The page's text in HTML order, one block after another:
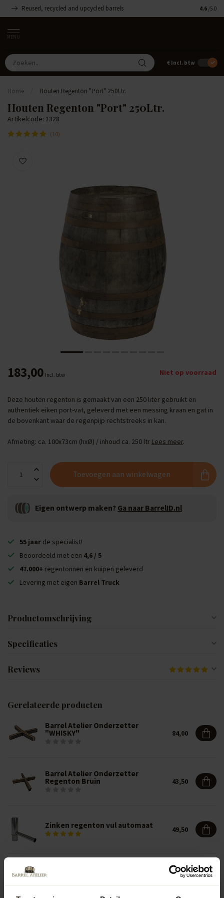
Reused, recycled and upcycled barrels 4.6 /5.0
MENU
€ Incl. btw
Home Houten Regenton "Port" 250Ltr.
Houten Regenton "Port" 250Ltr.
Artikelcode: 1328
(10)
183,00 Incl. btw Niet op voorraad
Deze houten regenton is gemaakt van een 250 liter gebruikt en
authentiek eiken port-vat, geleverd met een messing kraan en gat in
de bovenkant waar de regenpijp rechtstreeks in kan.
Afmeting: ca. 100x73cm (hxØ) / inhoud ca. 250 ltr Lees meer.
Toevoegen aan winkelwagen
Eigen ontwerp maken? Ga naar BarrelID.nl
55 jaar de specialist!
Beoordeeld met een 4,6 / 5
47.000+ regentonnen en kuipen geleverd
Levering met eigen Barrel Truck
Productomschrijving
Specificaties
Reviews
Gerelateerde producten
Barrel Atelier Onderzetter
"WHISKY" 84,00
Barrel Atelier Onderzetter
Regenton Bruin 43,50
Zinken regenton vul automaat 49,50
Regenton vul automaat 18,50